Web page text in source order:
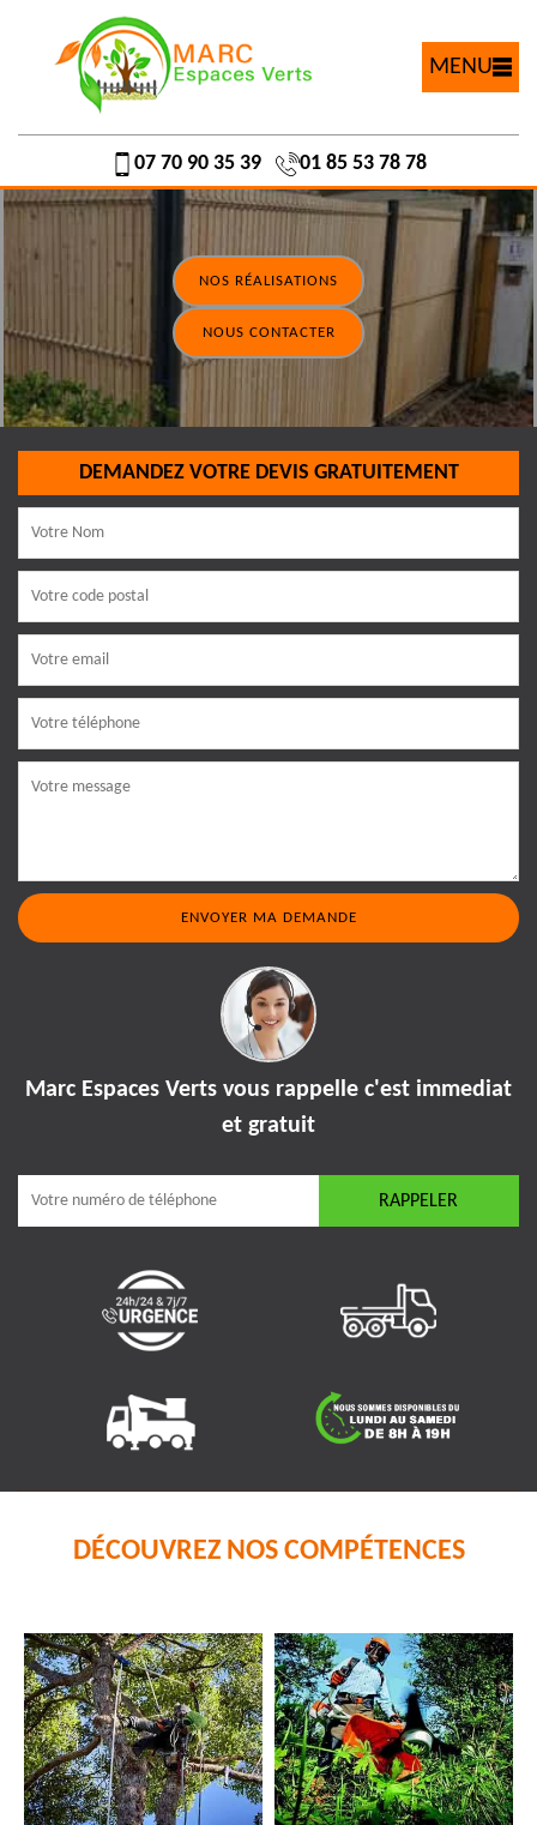
MENU
07 70 90 35 39 01 85 53 78 78
NOS RÉALISATIONS
NOUS CONTACTER
DEMANDEZ VOTRE DEVIS GRATUITEMENT
Marc Espaces Verts vous rappelle c'est immediat
et gratuit
DÉCOUVREZ NOS COMPÉTENCES